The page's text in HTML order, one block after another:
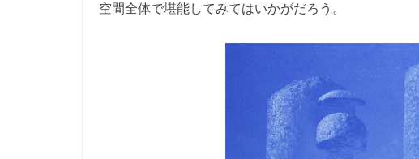
空間全体で堪能してみてはいかがだろう。